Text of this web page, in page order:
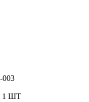
003
1 ШТ